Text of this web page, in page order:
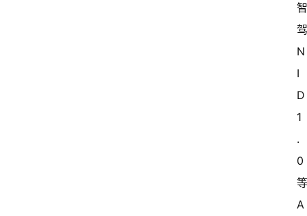
N
I
D
1
.
0
A